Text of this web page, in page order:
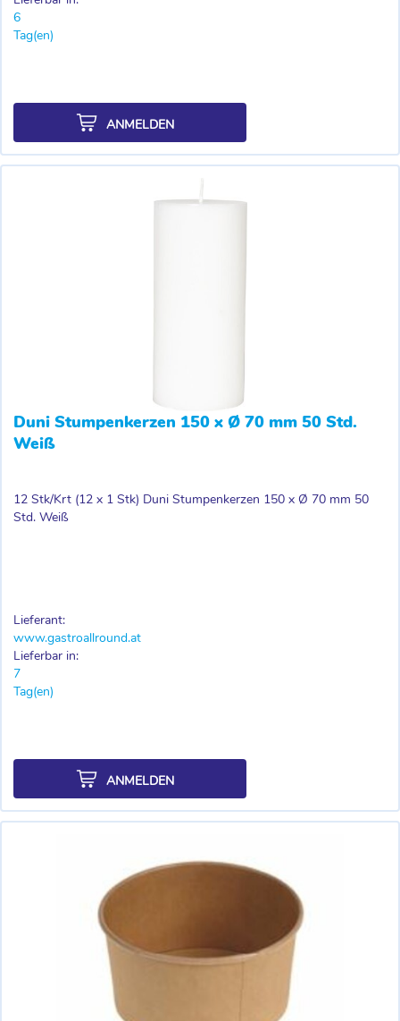
6
Tag(en)
ANMELDEN
Duni Stumpenkerzen 150 x Ø 70 mm 50 Std.
Weiß
12 Stk/Krt (12 x 1 Stk) Duni Stumpenkerzen 150 x Ø 70 mm 50
Std. Weiß
Lieferant:
www.gastroallround.at
Lieferbar in:
7
Tag(en)
ANMELDEN